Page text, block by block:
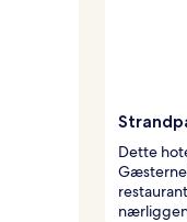
Dette
Gæsterne